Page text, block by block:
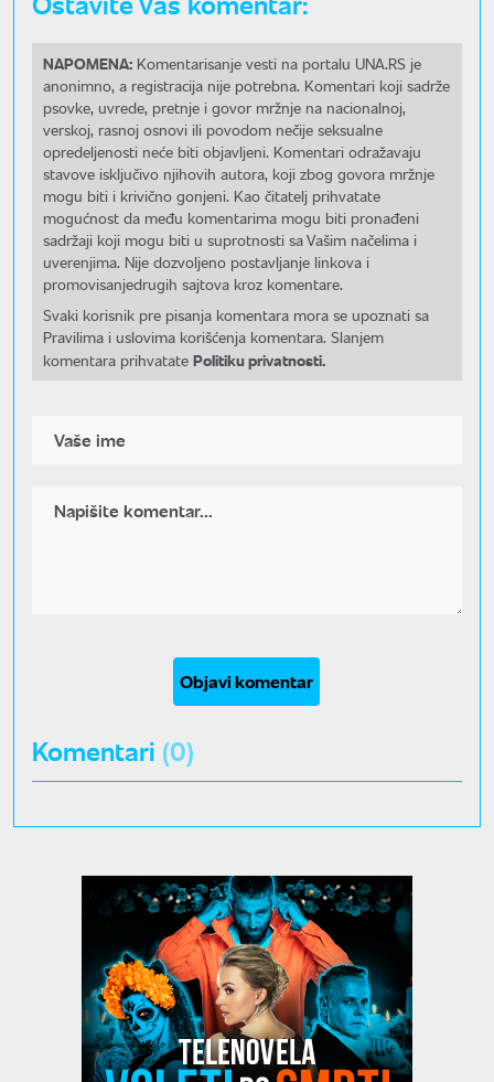
NAPOMENA: Komentarisanje vesti na portalu UNA.RS je
anonimno, a registracija nije potrebna. Komentari koji sadrže
psovke, uvrede, pretnje i govor mržnje na nacionalnoj,
verskoj, rasnoj osnovi ili povodom nečije seksualne
opredeljenosti neće biti objavljeni. Komentari odražavaju
stavove isključivo njihovih autora, koji zbog govora mržnje
mogu biti i krivično gonjeni. Kao čitatelj prihvatate
mogućnost da među komentarima mogu biti pronađeni
sadržaji koji mogu biti u suprotnosti sa Vašim načelima i
uverenjima. Nije dozvoljeno postavljanje linkova i
promovisanjedrugih sajtova kroz komentare.
Svaki korisnik pre pisanja komentara mora se upoznati sa
Pravilima i uslovima korišćenja komentara. Slanjem
komentara prihvatate Politiku privatnosti.
Objavi komentar
Komentari (0)